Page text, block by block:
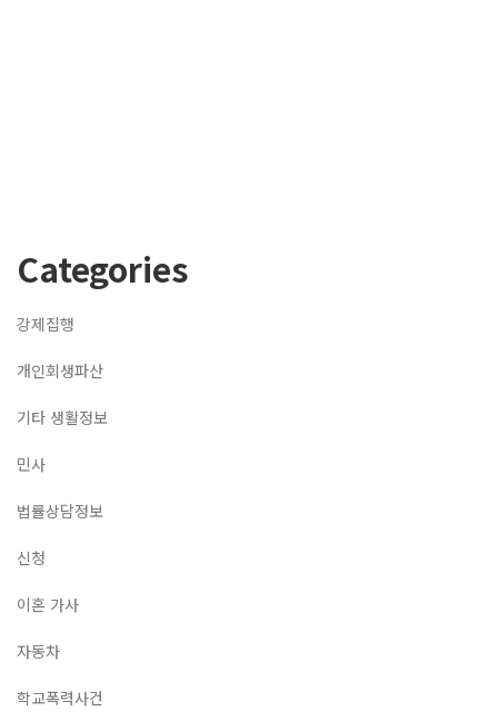
Categories
강제집행
개인회생파산
기타 생활정보
민사
법률상담정보
신청
이혼 가사
자동차
학교폭력사건